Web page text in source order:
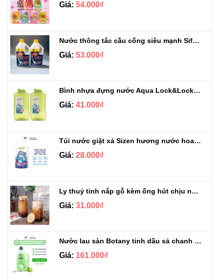
Giá: 54.000₫
Nước thông tắc cầu cống siêu mạnh Sifa 1.4kg
Giá: 53.000₫
Bình nhựa đựng nước Aqua Lock&Lock 2.1L
Giá: 41.000₫
Túi nước giặt xả Sizen hương nước hoa 500 ml
Giá: 28.000₫
Ly thuỷ tinh nắp gỗ kèm ống hút chịu nhiệt 500ml
Giá: 31.000₫
Nước lau sàn Botany tinh dầu sả chanh chai 3.9kg
Giá: 161.000₫